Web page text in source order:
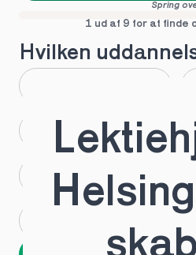
Spring
1 ud af 9 for at finde
Hvilken
HTX